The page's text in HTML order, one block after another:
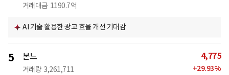
거래대금 1190.7억
AI 기술 활용한 광고 효율 개선 기대감
5 본느
거래량 3,261,711
4,775
+29.93%